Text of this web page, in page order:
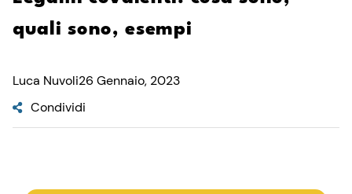
quali sono, esempi
Luca Nuvoli26 Gennaio, 2023
Condividi